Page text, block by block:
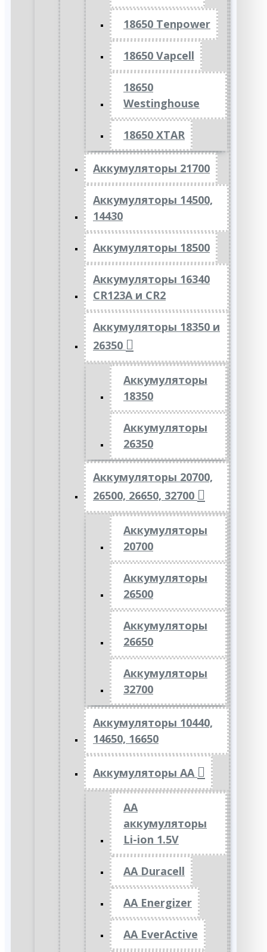
18650 Tenpower
18650 Vapcell
18650
Westinghouse
18650 XTAR
Аккумуляторы 21700
Аккумуляторы 14500,
14430
Аккумуляторы 18500
Аккумуляторы 16340
CR123A и CR2
Аккумуляторы 18350 и
26350
Аккумуляторы
18350
Аккумуляторы
26350
Аккумуляторы 20700,
26500, 26650, 32700
Аккумуляторы
20700
Аккумуляторы
26500
Аккумуляторы
26650
Аккумуляторы
32700
Аккумуляторы 10440,
14650, 16650
Аккумуляторы АА
AA
аккумуляторы
Li-ion 1.5V
AA Duracell
AA Energizer
AA EverActive